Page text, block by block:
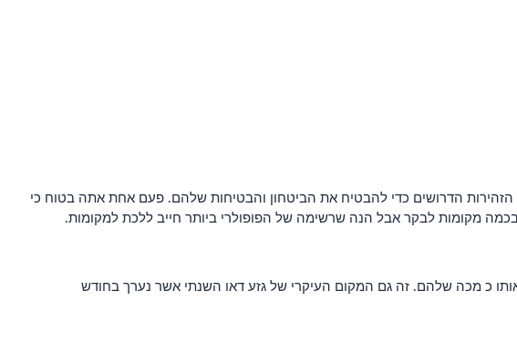
הדרושים כדי להבטיח את הביטחון והבטיחות שלהם. פעם אחת אתה בטוח כי
מקומות לבקר אבל הנה שרשימה של הפופולרי ביותר חייב ללכת למקומות.
מכירים אותו כ מכה שלהם. זה גם המקום העיקרי של גזע דאו השנתי אשר נערך בחודש